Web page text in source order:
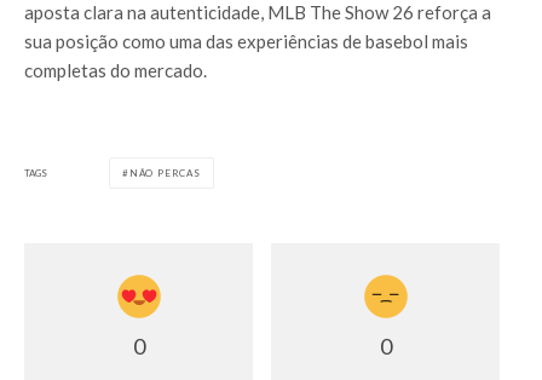
aposta clara na autenticidade, MLB The Show 26 reforça a
sua posição como uma das experiências de basebol mais
completas do mercado.
TAGS NÃO PERCAS
0 0